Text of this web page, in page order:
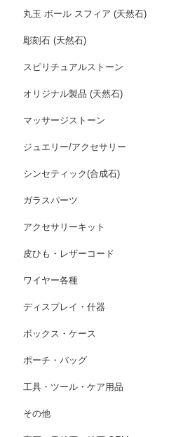
丸玉 ボール スフィア (天然石)
彫刻石 (天然石)
スピリチュアルストーン
オリジナル製品 (天然石)
マッサージストーン
ジュエリー/アクセサリー
シンセティック(合成石)
ガラスパーツ
アクセサリーキット
皮ひも・レザーコード
ワイヤー各種
ディスプレイ・什器
ボックス・ケース
ポーチ・バッグ
工具・ツール・ケア用品
その他